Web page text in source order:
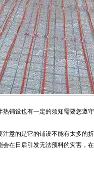
铺设也有一定的须知需要您遵
意的是它的铺设不能有太多的
在日后引发无法预料的灾害，